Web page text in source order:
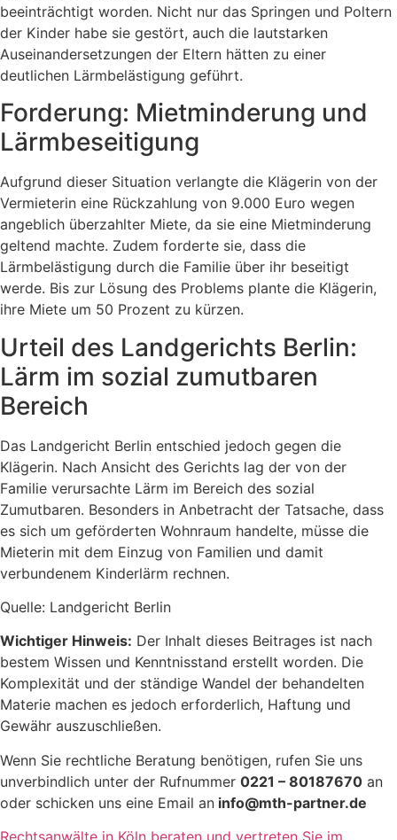
beeinträchtigt worden. Nicht nur das Springen und Poltern
der Kinder habe sie gestört, auch die lautstarken
Auseinandersetzungen der Eltern hätten zu einer
deutlichen Lärmbelästigung geführt.
Forderung: Mietminderung und
Lärmbeseitigung
Aufgrund dieser Situation verlangte die Klägerin von der
Vermieterin eine Rückzahlung von 9.000 Euro wegen
angeblich überzahlter Miete, da sie eine Mietminderung
geltend machte. Zudem forderte sie, dass die
Lärmbelästigung durch die Familie über ihr beseitigt
werde. Bis zur Lösung des Problems plante die Klägerin,
ihre Miete um 50 Prozent zu kürzen.
Urteil des Landgerichts Berlin:
Lärm im sozial zumutbaren
Bereich
Das Landgericht Berlin entschied jedoch gegen die
Klägerin. Nach Ansicht des Gerichts lag der von der
Familie verursachte Lärm im Bereich des sozial
Zumutbaren. Besonders in Anbetracht der Tatsache, dass
es sich um geförderten Wohnraum handelte, müsse die
Mieterin mit dem Einzug von Familien und damit
verbundenem Kinderlärm rechnen.
Quelle: Landgericht Berlin
Wichtiger Hinweis: Der Inhalt dieses Beitrages ist nach
bestem Wissen und Kenntnisstand erstellt worden. Die
Komplexität und der ständige Wandel der behandelten
Materie machen es jedoch erforderlich, Haftung und
Gewähr auszuschließen.
Wenn Sie rechtliche Beratung benötigen, rufen Sie uns
unverbindlich unter der Rufnummer 0221 – 80187670 an
oder schicken uns eine Email an info@mth-partner.de